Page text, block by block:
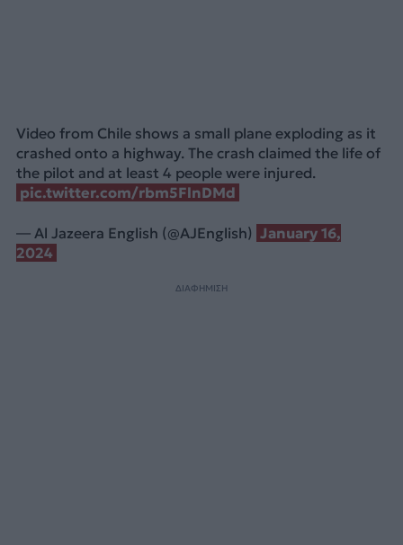
Video from Chile shows a small plane exploding as it
crashed onto a highway. The crash claimed the life of
the pilot and at least 4 people were injured.
pic.twitter.com/rbm5FlnDMd
— Al Jazeera English (@AJEnglish) January 16,
2024
ΔΙΑΦΗΜΙΣΗ